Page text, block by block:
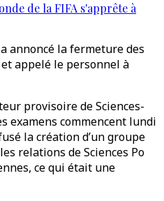
de la FIFA s'apprête à
annoncé la fermeture des
appelé le personnel à
provisoire de Sciences-
examens commencent lundi
la création d’un groupe
relations de Sciences Po
ce qui était une